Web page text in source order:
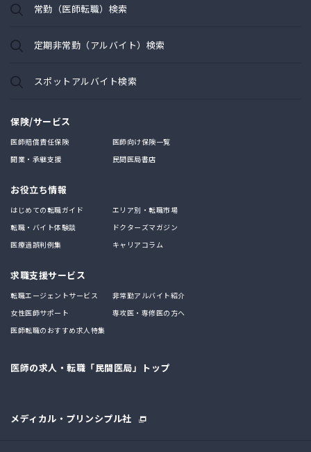
常勤（医師転職）検索
定期非常勤（アルバイト）検索
スポットアルバイト検索
保険/サービス
医師賠償責任保険
医師向け保険一覧
開業・承継支援
民間医局書店
お役立ち情報
はじめての転職ガイド
エリア別・転職市場
転職・バイト体験談
ドクターズマガジン
医療過誤判例集
キャリアコラム
求職支援サービス
転職エージェントサービス
非常勤アルバイト紹介
女性医師サポート
専攻医・専修医の方へ
医師転職のおすすめ求人特集
医師の求人・転職「民間医局」トップ
メディカル・プリンシプル社